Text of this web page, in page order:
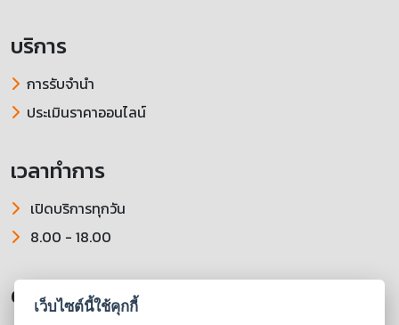
บริการ
การรับจำนำ
ประเมินราคาออนไลน์
เวลาทำการ
เปิดบริการทุกวัน
8.00 - 18.00
ติดตามเราได้ที่
เว็บไซต์นี้ใช้คุกกี้